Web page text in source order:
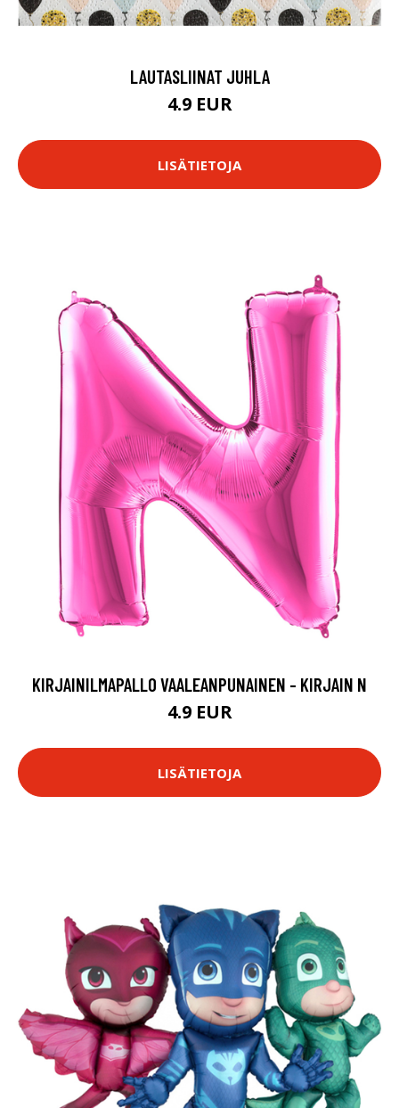
LAUTASLIINAT JUHLA
4.9 EUR
LISÄTIETOJA
KIRJAINILMAPALLO VAALEANPUNAINEN - KIRJAIN N
4.9 EUR
LISÄTIETOJA